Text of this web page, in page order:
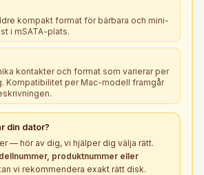
kompakt format för bärbara och mini-
i mSATA-plats.
kontakter och format som varierar per
Kompatibilitet per Mac-modell framgår
din dator?
— hör av dig, vi hjälper dig välja rätt.
produktnummer eller
vi rekommendera exakt rätt disk.